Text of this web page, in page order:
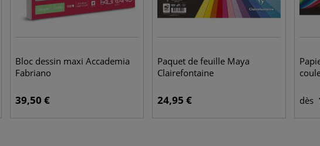
Bloc dessin maxi Accademia
Fabriano
39,50 €
Paquet de feuille Maya
Clairefontaine
24,95 € dès